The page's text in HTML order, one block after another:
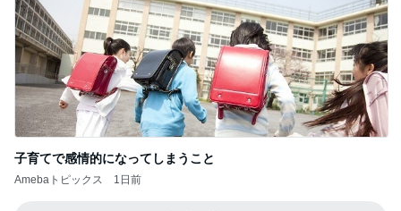
子育てで感情的になってしまうこと
Amebaトピックス 1日前